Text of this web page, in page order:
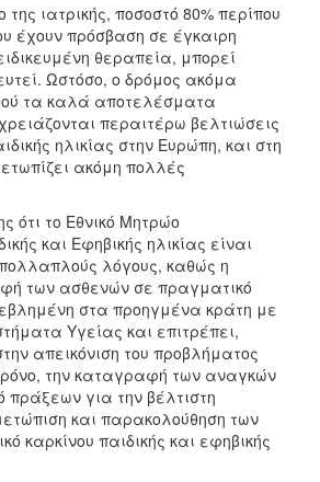
ιατρικής, ποσοστό 80% περίπου
έχουν πρόσβαση σε έγκαιρη
θεραπεία, μπορεί
Ωστόσο, ο δρόμος ακόμα
τα καλά αποτελέσματα
περαιτέρω βελτιώσεις
ηλικίας στην Ευρώπη, και στη
ακόμη πολλές
ότι το Εθνικό Μητρώο
και Εφηβικής ηλικίας είναι
λόγους, καθώς η
των ασθενών σε πραγματικό
στα προηγμένα κράτη με
Υγείας και επιτρέπει,
απεικόνιση του προβλήματος
την καταγραφή των αναγκών
πράξεων για την βέλτιστη
και παρακολούθηση των
καρκίνου παιδικής και εφηβικής